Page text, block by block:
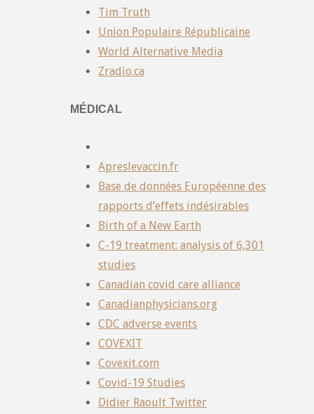
Tim Truth
Union Populaire Républicaine
World Alternative Media
Zradio.ca
MÉDICAL
Apreslevaccin.fr
Base de données Européenne des
rapports d’effets indésirables
Birth of a New Earth
C-19 treatment: analysis of 6,301
studies
Canadian covid care alliance
Canadianphysicians.org
CDC adverse events
COVEXIT
Covexit.com
Covid-19 Studies
Didier Raoult Twitter